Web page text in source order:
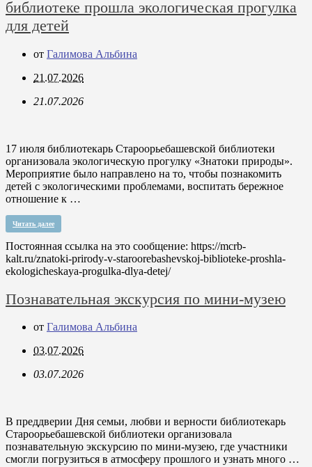
библиотеке прошла экологическая прогулка
для детей
от Галимова Альбина
21.07.2026
21.07.2026
17 июля библиотекарь Староорьебашевской библиотеки
организовала экологическую прогулку «Знатоки природы».
Мероприятие было направлено на то, чтобы познакомить
детей с экологическими проблемами, воспитать бережное
отношение к …
Читать далее
Постоянная ссылка на это сообщение: https://mcrb-
kalt.ru/znatoki-prirody-v-staroorebashevskoj-biblioteke-proshla-
ekologicheskaya-progulka-dlya-detej/
Познавательная экскурсия по мини-музею
от Галимова Альбина
03.07.2026
03.07.2026
В преддверии Дня семьи, любви и верности библиотекарь
Староорьебашевской библиотеки организовала
познавательную экскурсию по мини-музею, где участники
смогли погрузиться в атмосферу прошлого и узнать много …